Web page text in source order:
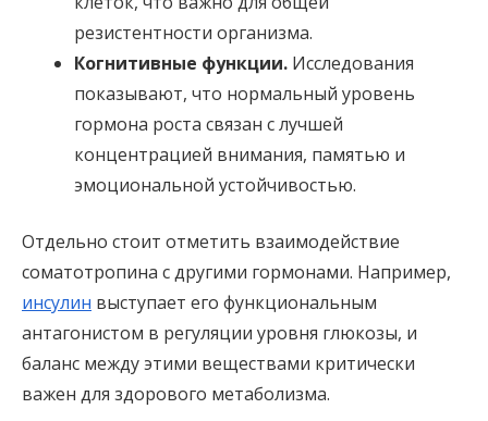
резистентности организма.
Когнитивные функции. Исследования
показывают, что нормальный уровень
гормона роста связан с лучшей
концентрацией внимания, памятью и
эмоциональной устойчивостью.
Отдельно стоит отметить взаимодействие
соматотропина с другими гормонами. Например,
инсулин выступает его функциональным
антагонистом в регуляции уровня глюкозы, и
баланс между этими веществами критически
важен для здорового метаболизма.